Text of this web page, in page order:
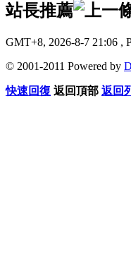
站長推薦
GMT+8, 2026-8-7 21:06 ,
© 2001-2011 Powered by
快速回復 返回頂部 返回